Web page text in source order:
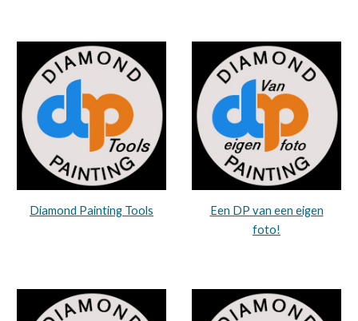
Diamond Painting Tools
Een DP van een eigen
foto!